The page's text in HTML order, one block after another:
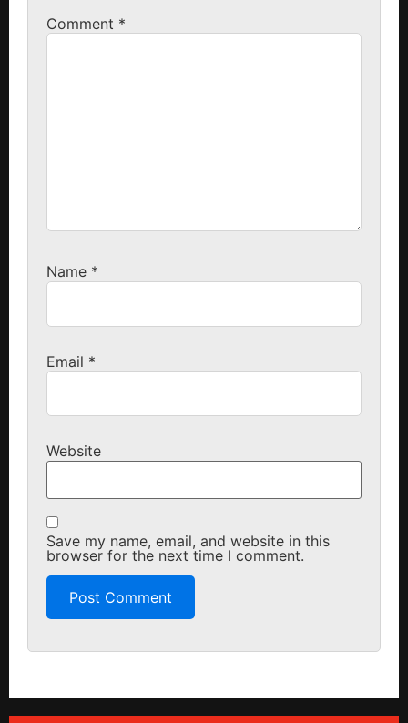
Comment *
Name *
Email *
Website
Save my name, email, and website in this
browser for the next time I comment.